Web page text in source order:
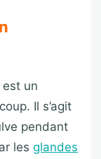
est un
Il s’agit
pendant
les glandes